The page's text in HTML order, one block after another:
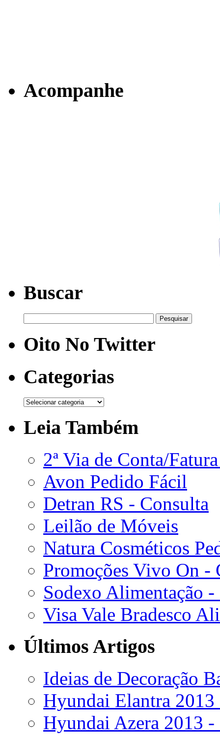
Acompanhe
Buscar
Oito No Twitter
Categorias
Leia Também
2ª Via de Conta/
Avon Pedido Fácil
Detran RS - Consulta
Leilão de Móveis
Natura Cosméticos
Promoções Vivo On -
Sodexo Alimentação -
Visa Vale Bradesco
Últimos Artigos
Ideias de Decoração
Hyundai Elantra 2013
Hyundai Azera 2013 -